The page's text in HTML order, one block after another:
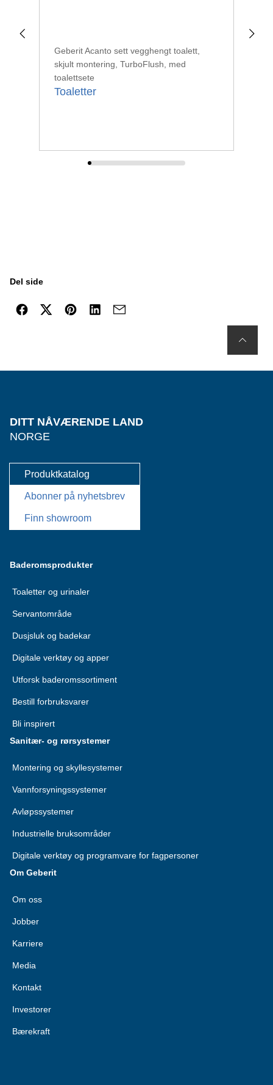
Geberit Acanto sett vegghengt toalett,
skjult montering, TurboFlush, med
toalettsete
Toaletter
Del side
DITT NÅVÆRENDE LAND
NORGE
Produktkatalog
Abonner på nyhetsbrev
Finn showroom
Baderomsprodukter
Toaletter og urinaler
Servantområde
Dusjsluk og badekar
Digitale verktøy og apper
Utforsk baderomssortiment
Bestill forbruksvarer
Bli inspirert
Sanitær- og rørsystemer
Montering og skyllesystemer
Vannforsyningssystemer
Avløpssystemer
Industrielle bruksområder
Digitale verktøy og programvare for fagpersoner
Om Geberit
Om oss
Jobber
Karriere
Media
Kontakt
Investorer
Bærekraft